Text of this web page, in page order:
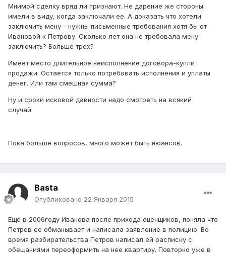
Мнимой сделку вряд ли признают. Не дарение же стороны
имели в виду, когда заключали ее. А доказать что хотели
заключить мену - нужны письменные требования хотя бы от
Ивановой к Петрову. Сколько лет она не требовала мену
заключить? Больше трех?
Имеет место длительное неисполнение договора-купли
продажи. Остается только потребовать исполнения и уплаты
денег. Или там смешная сумма?
Ну и сроки исковой давности надо смотреть на всякий
случай.
Пока больше вопросов, много может быть нюансов.
Basta
Опубликовано 22 Января 2015
Еще в 2006году Иванова после прихода оценщиков, поняла что
Петров ее обманывает и написала заявление в полицию. Во
время разбирательства Петров написал ей расписку с
обещаниями переоформить на нее квартиру. Повторно уже в